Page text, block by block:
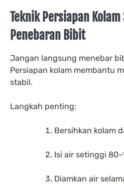
Teknik Persiapan
Penebaran Bibit
Jangan langsung menebar
Persiapan kolam membantu
stabil.
Langkah penting:
Bersihkan kolam
Isi air setinggi
Diamkan air